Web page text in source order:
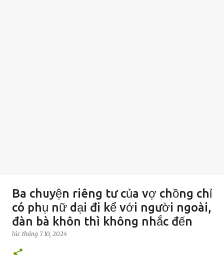
Ba chuyện riêng tư của vợ chồng chỉ
có phụ nữ dại đi kể với người ngoài,
đàn bà khôn thì không nhắc đến
lúc tháng 7 10, 2024